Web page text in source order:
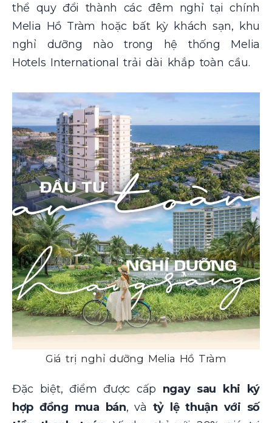
thể quy đổi thành các đêm nghỉ tại chính
Melia Hồ Tràm hoặc bất kỳ khách sạn, khu
nghỉ dưỡng nào trong hệ thống Melia
Hotels International trải dài khắp toàn cầu.
Giá trị nghỉ dưỡng Melia Hồ Tràm
Đặc biệt, điểm được cấp ngay sau khi ký
hợp đồng mua bán, và tỷ lệ thuận với số